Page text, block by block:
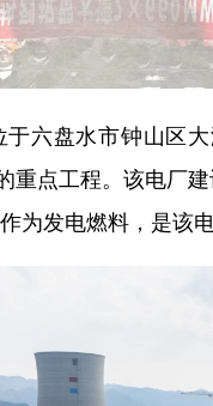
盘水市钟山区大
重点工程。该电厂
为发电燃料，是该